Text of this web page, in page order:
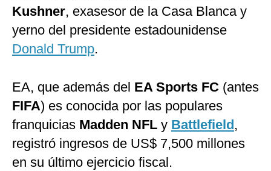
Kushner, exasesor de la Casa Blanca y
yerno del presidente estadounidense
Donald Trump.
EA, que además del EA Sports FC (antes
FIFA) es conocida por las populares
franquicias Madden NFL y Battlefield,
registró ingresos de US$ 7,500 millones
en su último ejercicio fiscal.